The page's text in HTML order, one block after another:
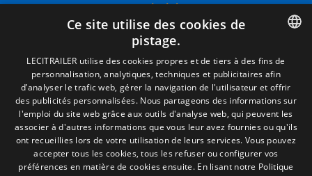
Termes juridiques
Mentions Légales
Politique de Confidentialité
Politique de Cookies
Conditions générales de vente
Gérer les cookies
Contact
Camino de los Huertos, S/N. Apdo 100
50620 - Casetas (Zaragoza) SPAIN
SPANISH
ENGLISH
FRENCH
ITALIAN
PORTUGUESE
Ce site utilise des cookies de
pistage.
LECITRAILER utilise des cookies propres et de tiers à des fins de
personnalisation, analytiques, techniques et publicitaires afin
d’analyser le trafic web, gérer la navigation de l'utilisateur et offrir
des publicités personnalisées. Nous partageons des informations sur
l'emploi du site web grâce aux outils d'analyse web, qui peuvent les
associer à d'autres informations que vous leur avez fournies ou qu'ils
ont recueillies lors de votre utilisation de leurs services. Vous pouvez
accepter tous les cookies, tous les refuser ou configurer vos
préférences en matière de cookies ensuite. En lisant notre Politique